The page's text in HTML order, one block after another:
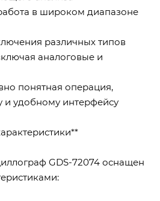
в широком диапазоне
различных типов
аналоговые и
понятная операция,
и удобному интерфейсу
GDS-72074 оснащен